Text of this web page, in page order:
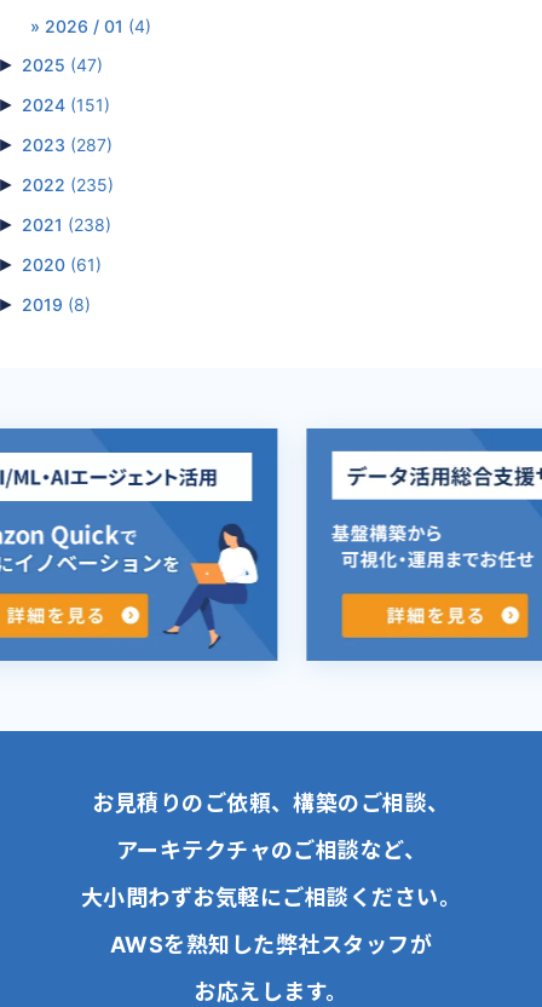
2026 / 01 (4)
2025 (47)
2024 (151)
2023 (287)
2022 (235)
2021 (238)
2020 (61)
2019 (8)
お見積りのご依頼、構築のご相談、
アーキテクチャのご相談など、
大小問わずお気軽にご相談ください。
AWSを熟知した弊社スタッフが
お応えします。